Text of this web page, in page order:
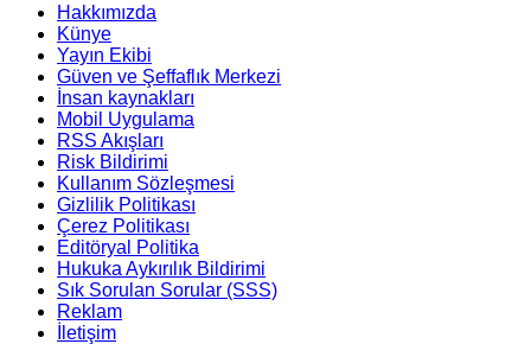
Hakkımızda
Künye
Yayın Ekibi
Güven ve Şeffaflık Merkezi
İnsan kaynakları
Mobil Uygulama
RSS Akışları
Risk Bildirimi
Kullanım Sözleşmesi
Gizlilik Politikası
Çerez Politikası
Editöryal Politika
Hukuka Aykırılık Bildirimi
Sık Sorulan Sorular (SSS)
Reklam
İletişim